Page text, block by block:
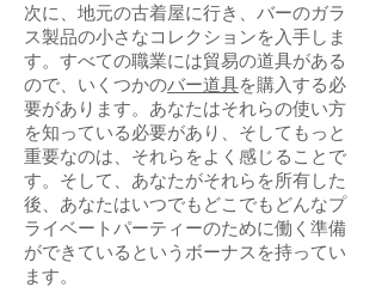
次に、地元の古着屋に行き、バーのガラ
ス製品の小さなコレクションを入手しま
す。すべての職業には貿易の道具がある
ので、いくつかのバー道具を購入する必
要があります。あなたはそれらの使い方
を知っている必要があり、そしてもっと
重要なのは、それらをよく感じることで
す。そして、あなたがそれらを所有した
後、あなたはいつでもどこでもどんなプ
ライベートパーティーのために働く準備
ができているというボーナスを持ってい
ます。